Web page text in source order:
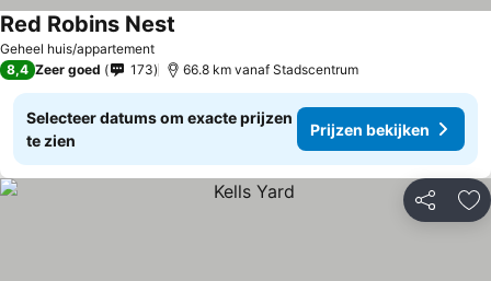
Geheel huis/appartement
Red Robins Nest
8,4 Zeer goed 173 66.8 km vanaf Stadscentrum
Selecteer datums om exacte prijzen
te zien
Prijzen bekijken
Delen